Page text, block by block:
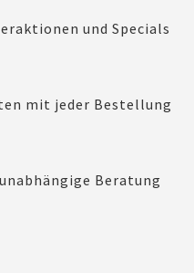
und Specials
mit jeder Bestellung
Beratung